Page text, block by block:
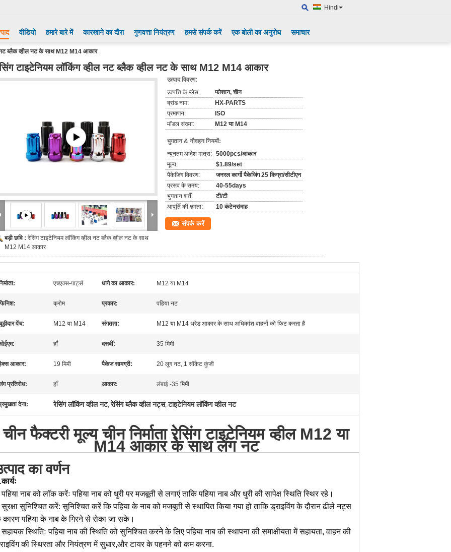
Hindi
वीडियो हमारे बारे में कारखाने का दौरा गुणवत्ता नियंत्रण हमसे संपर्क करें एक बोली का अनुरोध समाचार
नट ब्लैक व्हील नट के साथ M12 M14 आकार
टाइटेनियम लॉकिंग व्हील नट ब्लैक व्हील नट के साथ M12 M14 आकार
बड़ी छवि : रेसिंग टाइटेनियम लॉकिंग व्हील नट ब्लैक व्हील नट के साथ
M12 M14 आकार
उत्पाद विवरण:
उत्पत्ति के प्लेस:
फोशान, चीन
ब्रांड नाम:
HX-PARTS
प्रमाणन:
ISO
मॉडल संख्या:
M12 या M14
भुगतान & नौवहन नियमों:
न्यूनतम आदेश मात्रा: 5000pcs/आकार
मूल्य:
$1.89/set
पैकेजिंग विवरण:
जनरल कार्गो पैकेजिंग 25 किग्रा/सीटीएन
प्रसव के समय:
40-55days
भुगतान शर्तें:
टी/टी
आपूर्ति की क्षमता:
10 कंटेनर/माह
संपर्क करें
एचएक्स-पार्ट्स धागे का आकार: M12 या M14
क्रोम प्रकार: पहिया नट
पेंच: M12 या M14 संगतता: M12 या M14 थ्रेड आकार के साथ अधिकांश वाहनों को फिट करता है
हाँ दसवीं: 35 मिमी
आकार: 19 मिमी पैकेज सामग्री: 20 लूग नट, 1 सॉकेट कुंजी
प्रतिरोध: हाँ आकार: लंबाई -35 मिमी
देना: रेसिंग लॉकिंग व्हील नट,रेसिंग ब्लैक व्हील नट्स,टाइटेनियम लॉकिंग व्हील नट
चीन फैक्टरी मूल्य चीन निर्माता रेसिंग टाइटेनियम व्हील M12 या
M14 आकार के साथ लंग नट
का वर्णन
कार्यः
नाब को लॉक करेंः पहिया नाब को धुरी पर मजबूती से लगाएं ताकि पहिया नाब और धुरी की सापेक्ष स्थिति स्थिर रहे।
सुनिश्चित करें: सुनिश्चित करें कि पहिया के नाब को मजबूती से स्थापित किया गया हो ताकि ड्राइविंग के दौरान ढीले नट्स
पहिया के नाब के गिरने से रोका जा सके।
स्थितिः पहिया नाब की स्थिति को सुनिश्चित करने के लिए पहिया नाब की स्थापना की समाक्षीयता में सहायता, वाहन की
की स्थिरता और नियंत्रण में सुधार,और टायर के पहनने को कम करना.